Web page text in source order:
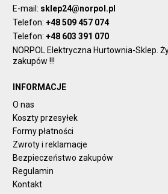
E-mail: sklep24@norpol.pl
Telefon:+48 509 457 074
Telefon:+48 603 391 070
NORPOL Elektryczna Hurtownia-Sklep.
zakupów !!!
INFORMACJE
O nas
Koszty przesyłek
Formy płatności
Zwroty i reklamacje
Bezpieczeństwo zakupów
Regulamin
Kontakt